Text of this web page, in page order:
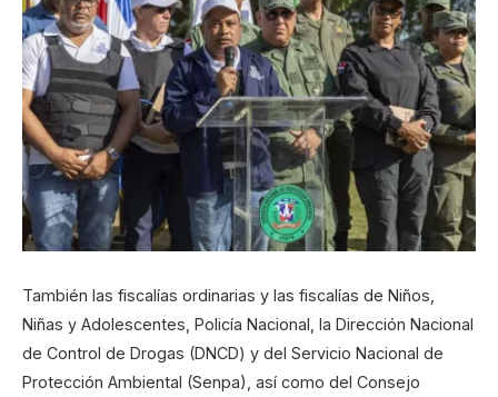
También las fiscalías ordinarias y las fiscalías de Niños,
Niñas y Adolescentes, Policía Nacional, la Dirección Nacional
de Control de Drogas (DNCD) y del Servicio Nacional de
Protección Ambiental (Senpa), así como del Consejo